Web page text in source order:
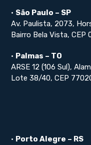
• São Paulo – SP
Av. Paulista, 2073,
Bairro Bela Vista, CEP
• Palmas – TO
ARSE 12 (106 Sul),
Lote 38/40, CEP
• Porto Alegre – RS